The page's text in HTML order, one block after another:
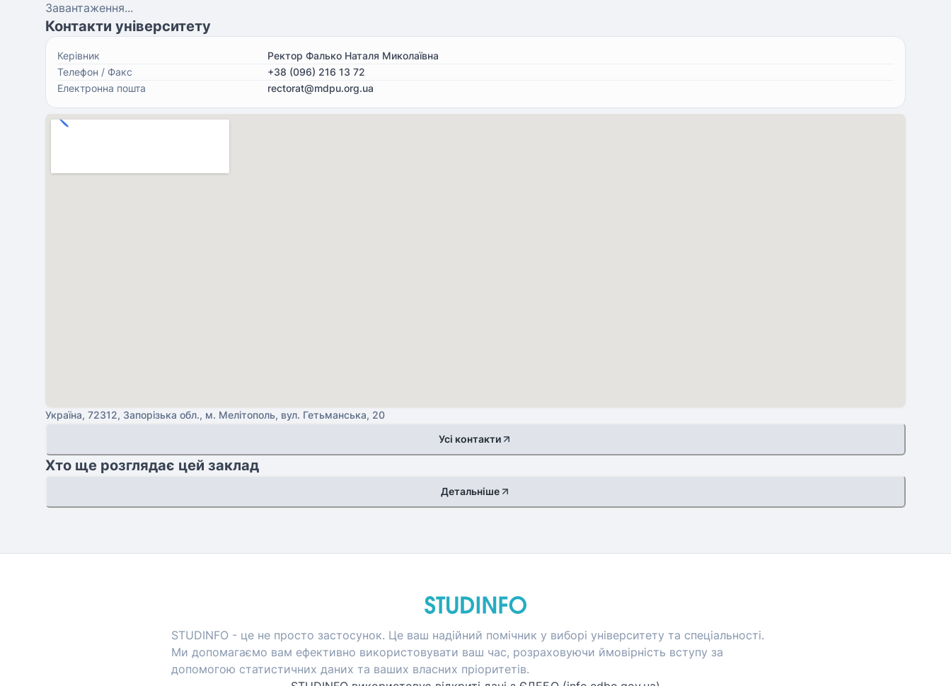
Завантаження...
Контакти університету
Керівник
Ректор Фалько Наталя Миколаївна
Телефон / Факс
+38 (096) 216 13 72
Електронна пошта
rectorat@mdpu.org.ua
Україна, 72312, Запорізька обл., м. Мелітополь, вул. Гетьманська, 20
Усі контакти
Хто ще розглядає цей заклад
Детальніше
STUDINFO - це не просто застосунок. Це ваш надійний помічник у виборі університету та спеціальності.
Ми допомагаємо вам ефективно використовувати ваш час, розраховуючи ймовірність вступу за
допомогою статистичних даних та ваших власних пріоритетів.